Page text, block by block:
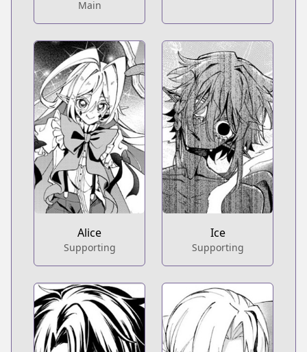
Main
Alice
Supporting
Ice
Supporting